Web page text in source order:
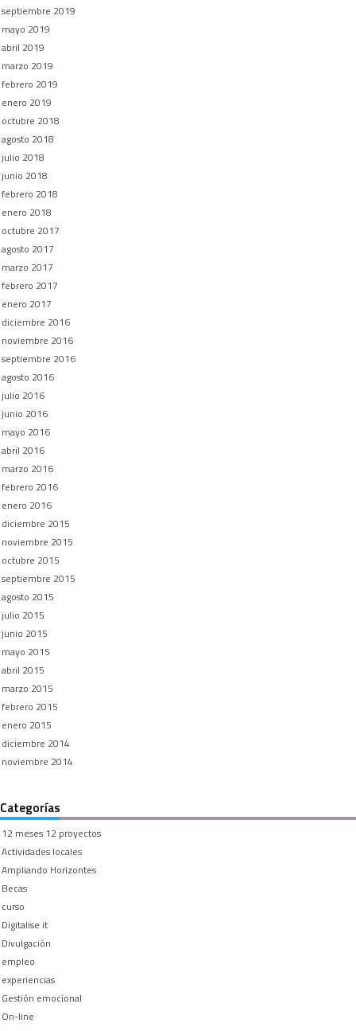
septiembre 2019
mayo 2019
abril 2019
marzo 2019
febrero 2019
enero 2019
octubre 2018
agosto 2018
julio 2018
junio 2018
febrero 2018
enero 2018
octubre 2017
agosto 2017
marzo 2017
febrero 2017
enero 2017
diciembre 2016
noviembre 2016
septiembre 2016
agosto 2016
julio 2016
junio 2016
mayo 2016
abril 2016
marzo 2016
febrero 2016
enero 2016
diciembre 2015
noviembre 2015
octubre 2015
septiembre 2015
agosto 2015
julio 2015
junio 2015
mayo 2015
abril 2015
marzo 2015
febrero 2015
enero 2015
diciembre 2014
noviembre 2014
Categorías
12 meses 12 proyectos
Actividades locales
Ampliando Horizontes
Becas
curso
Digitalise it
Divulgación
empleo
experiencias
Gestión emocional
On-line